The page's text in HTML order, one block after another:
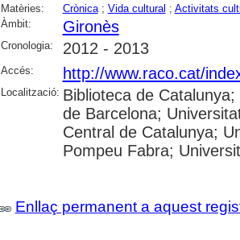
Matèries: Crònica; Vida cultural ; Activitats
Àmbit:
Gironès
Cronologia: 2012 - 2013
Accés: http://www.raco.cat/
Localització: Biblioteca de
de Barcelona;
Central de Catalunya;
Pompeu Fabra;
Enllaç permanent a aquest